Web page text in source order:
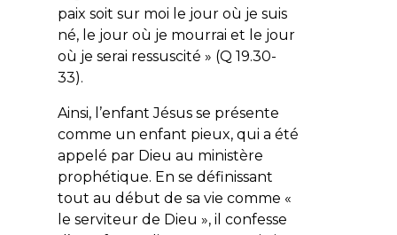
paix soit sur moi le jour où je suis
né, le jour où je mourrai et le jour
où je serai ressuscité » (Q 19.30-
33).
Ainsi, l’enfant Jésus se présente
comme un enfant pieux, qui a été
appelé par Dieu au ministère
prophétique. En se définissant
tout au début de sa vie comme «
le serviteur de Dieu », il confesse